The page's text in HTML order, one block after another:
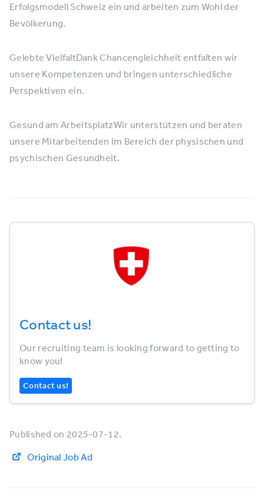
Erfolgsmodell Schweiz ein und arbeiten zum Wohl der
Bevölkerung.
Gelebte VielfaltDank Chancengleichheit entfalten wir
unsere Kompetenzen und bringen unterschiedliche
Perspektiven ein.
Gesund am ArbeitsplatzWir unterstützen und beraten
unsere Mitarbeitenden im Bereich der physischen und
psychischen Gesundheit.
Contact us!
Our recruiting team is looking forward to getting to
know you!
Contact us!
Published on 2025-07-12.
Original Job Ad